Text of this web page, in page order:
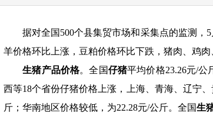
据对全国500个县集贸市场和采集点的监测， 5
羊价格环比上涨，豆粕价格环比下跌，猪肉、鸡肉
生猪产品价格。全国仔猪平均价格23.26元/公
西等18个省份仔猪价格上涨，上海、青海、辽宁
斤；华南地区价格较低，为22.28元/公斤。全国生